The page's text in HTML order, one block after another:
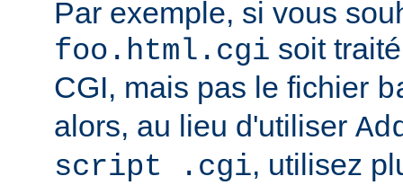
Par exemple, si vous
foo.html.cgi soit
CGI, mais pas le fichier
alors, au lieu d'utiliser
script .cgi, utilisez